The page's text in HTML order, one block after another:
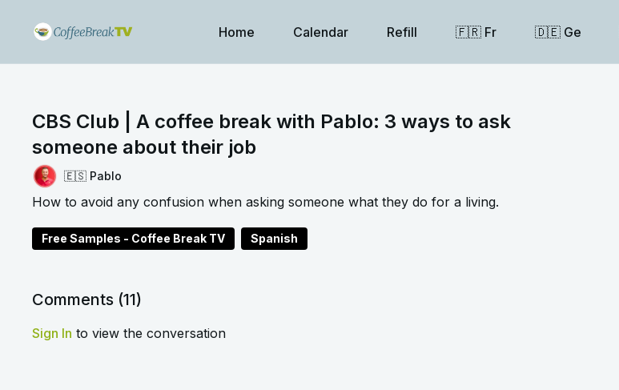
Home Calendar Refill 🇫🇷 Fr 🇩🇪 Ge
CBS Club | A coffee break with Pablo: 3 ways to ask
someone about their job
🇪🇸 Pablo
How to avoid any confusion when asking someone what they do for a living.
Free Samples - Coffee Break TV Spanish
Comments (11)
Sign In to view the conversation